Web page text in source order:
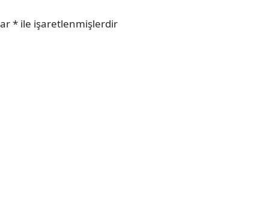
* ile işaretlenmişlerdir